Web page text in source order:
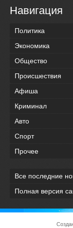
Навигация
Политика
Экономика
Общество
Происшествия
Афиша
Криминал
Авто
Спорт
Прочее
Все последние
Полная версия